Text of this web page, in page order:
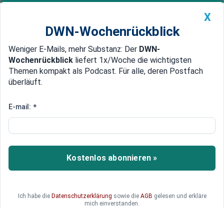
Newsticker MEIN DWN: Geldanlage Premium
Edelmetalle DWN-Magazin China
Mythos Fachkräftemangel
Arbeitsmarkt bricht langfristig
langfristig in eine neue Massenarbeitslosigkeit.
X
DWN-Wochenrückblick
Weniger E-Mails, mehr Substanz: Der DWN-
Wochenrückblick liefert 1x/Woche die wichtigsten
Themen kompakt als Podcast. Für alle, deren Postfach
überläuft.
E-mail: *
Kostenlos abonnieren »
Ich habe die Datenschutzerklärung sowie die AGB gelesen und erkläre
mich einverstanden.